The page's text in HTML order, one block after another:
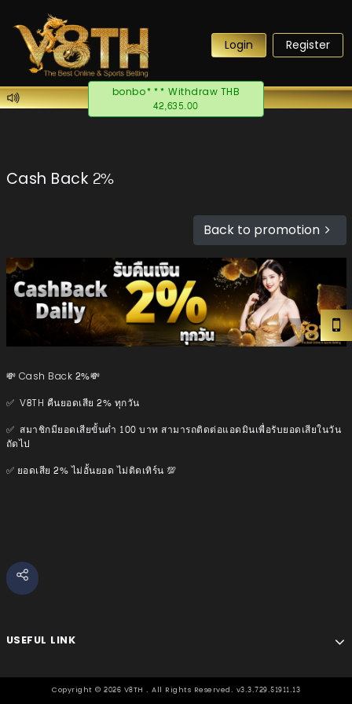
Login Register
bonbo*** Withdraw THB
42,635.00
Cash Back 2%
Back to promotion
💸 Cash Back 2%💸
✅ V8TH คืนยอดเสีย 2% ทุกวัน
✅ สมาชิกมียอดเสียขั้นต่ำ 100 บาท สามารถติดต่อแอดมินเพื่อรับยอดเสียในวัน
ถัดไป
✅ ยอดเสีย 2% ไม่อั้นยอด ไม่ติดเทิร์น 💯
USEFUL LINK
Copyright © 2026 V8TH . All Rights Reserved. v3.3.729.51911.13